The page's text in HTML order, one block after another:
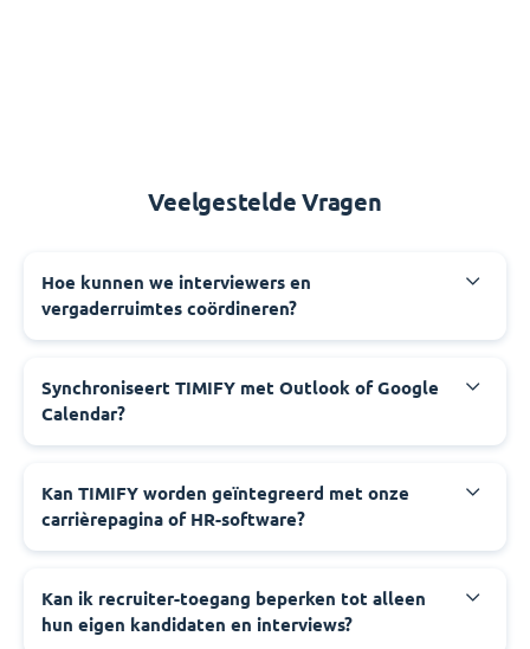
Veelgestelde Vragen
Hoe kunnen we interviewers en
vergaderruimtes coördineren?
Synchroniseert TIMIFY met Outlook of Google
Calendar?
Kan TIMIFY worden geïntegreerd met onze
carrièrepagina of HR-software?
Kan ik recruiter-toegang beperken tot alleen
hun eigen kandidaten en interviews?